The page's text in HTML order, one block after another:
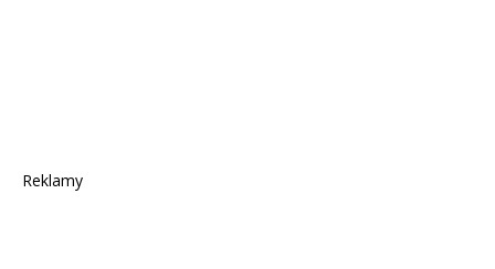
Reklamy